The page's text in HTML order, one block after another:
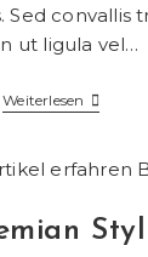
Sed convallis
ut ligula vel…
Weiterlesen